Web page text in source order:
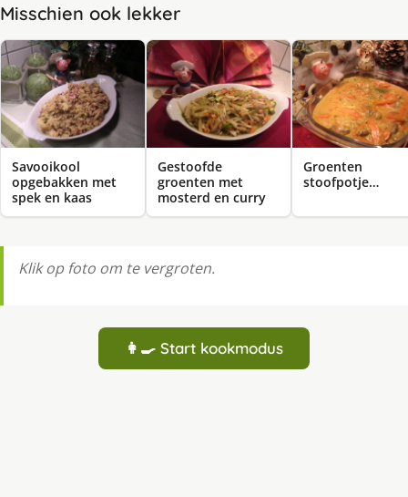
Misschien ook lekker
Savooikool
opgebakken met
spek en kaas
Gestoofde
groenten met
mosterd en curry
Groenten
stoofpotje…
Klik op foto om te vergroten.
👩‍🍳 Start kookmodus